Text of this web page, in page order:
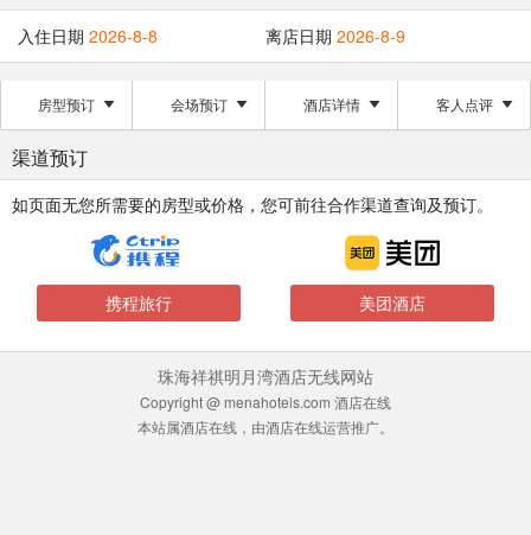
入住日期 2026-8-8 离店日期 2026-8-9
房型预订 会场预订 酒店详情 客人点评
渠道预订
如页面无您所需要的房型或价格，您可前往合作渠道查询及预订。
携程旅行 美团酒店
珠海祥祺明月湾酒店无线网站
Copyright @ menahotels.com 酒店在线
本站属酒店在线，由酒店在线运营推广。